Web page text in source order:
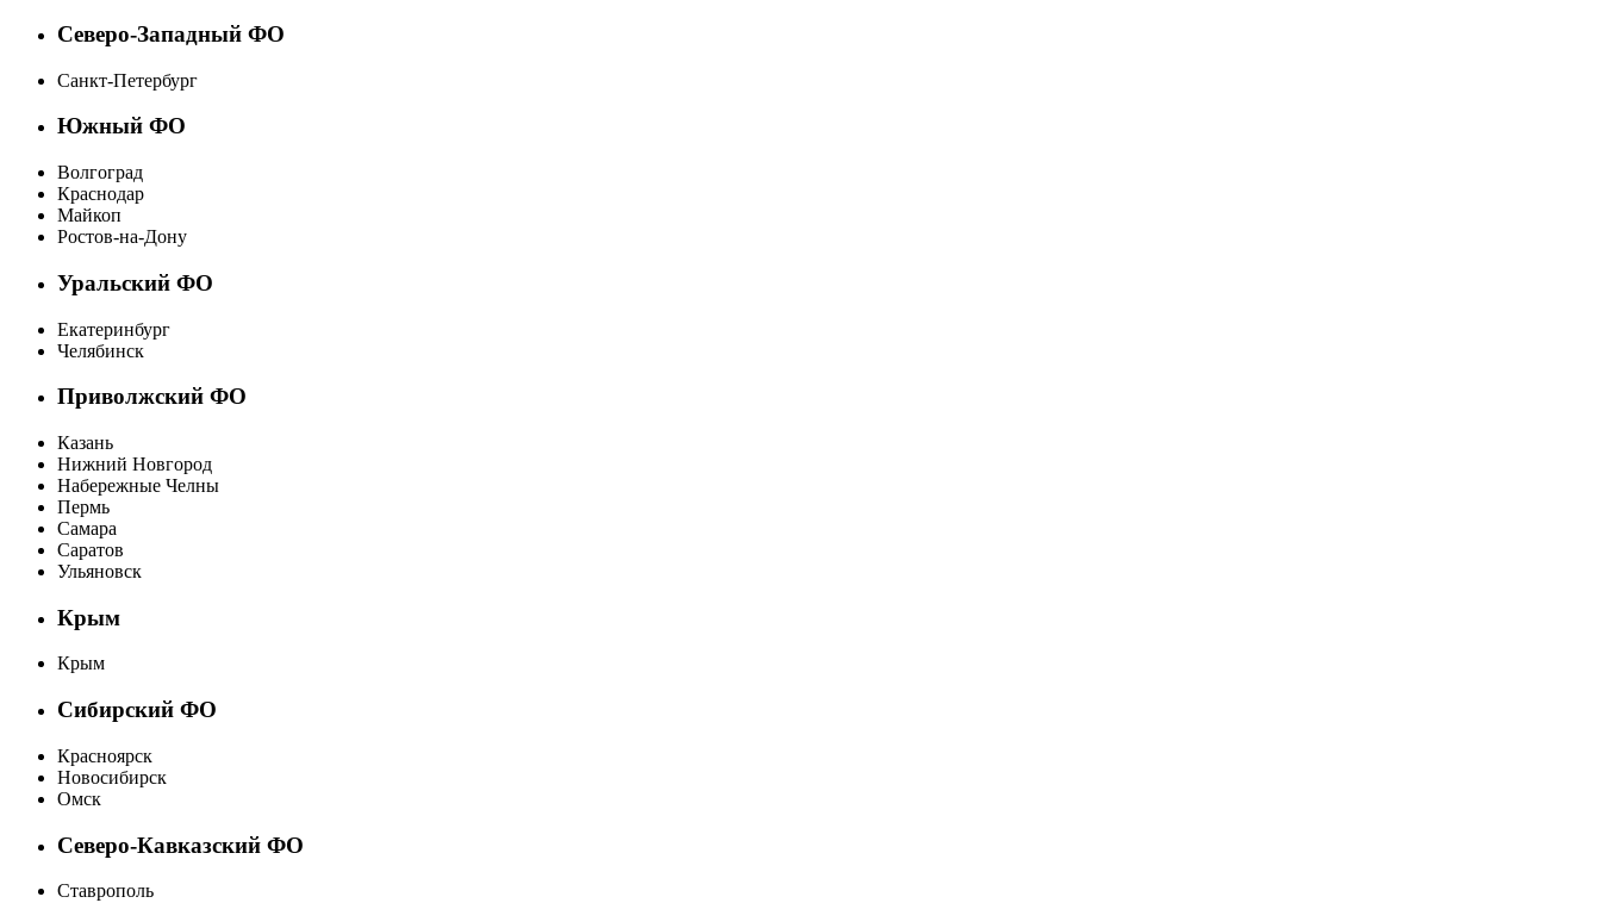
Северо-Западный ФО
Санкт-Петербург
Южный ФО
Волгоград
Краснодар
Майкоп
Ростов-на-Дону
Уральский ФО
Екатеринбург
Челябинск
Приволжский ФО
Казань
Нижний Новгород
Набережные Челны
Пермь
Самара
Саратов
Ульяновск
Крым
Крым
Сибирский ФО
Красноярск
Новосибирск
Омск
Северо-Кавказский ФО
Ставрополь